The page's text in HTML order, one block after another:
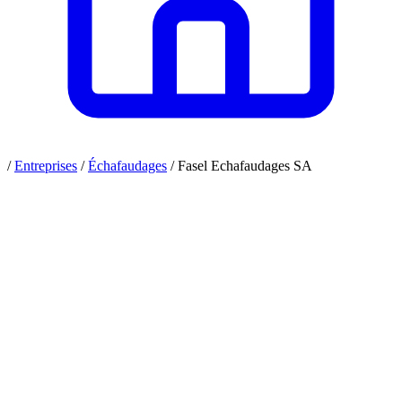
/ Entreprises / Échafaudages /Fasel Echafaudages SA